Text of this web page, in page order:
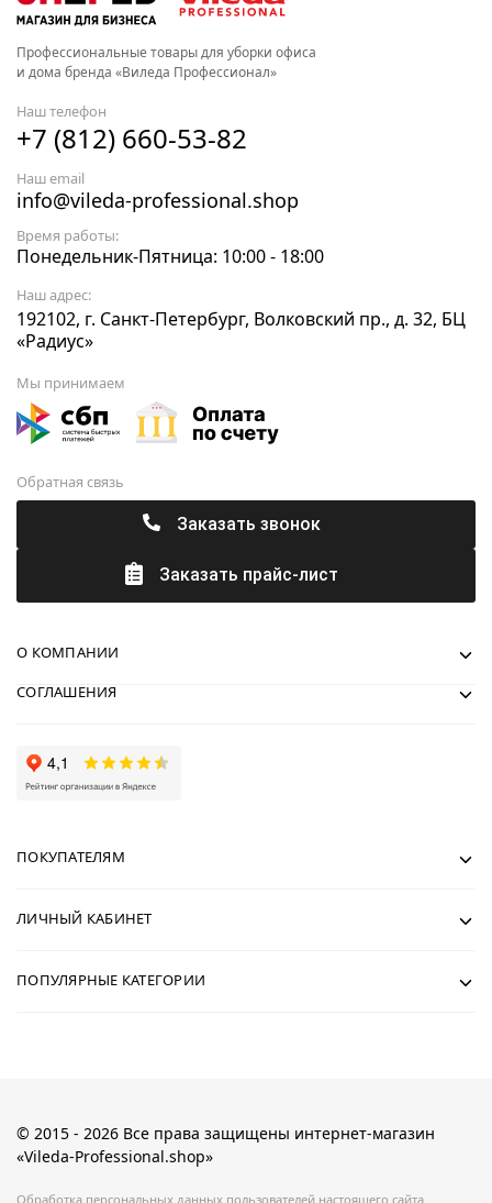
Профессиональные товары для уборки офиса
и дома бренда «Виледа Профессионал»
Наш телефон
+7 (812) 660-53-82
Наш email
info@vileda-professional.shop
Время работы:
Понедельник-Пятница: 10:00 - 18:00
Наш адрес:
192102, г. Санкт-Петербург, Волковский пр., д. 32, БЦ
«Радиус»
Мы принимаем
Обратная связь
Заказать звонок
Заказать прайс-лист
О КОМПАНИИ
СОГЛАШЕНИЯ
ПОКУПАТЕЛЯМ
ЛИЧНЫЙ КАБИНЕТ
ПОПУЛЯРНЫЕ КАТЕГОРИИ
© 2015 - 2026 Все права защищены интернет-магазин
«Vileda-Professional.shop»
Обработка персональных данных пользователей настоящего сайта